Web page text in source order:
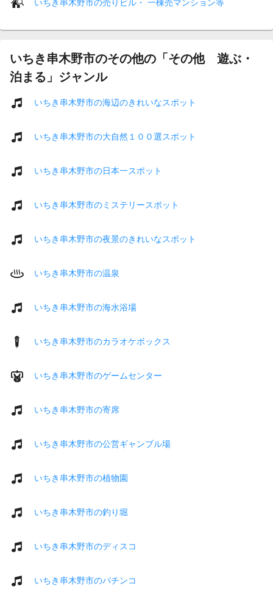
いちき串木野市の売りビル・ 一棟売マンション等
いちき串木野市のその他の「その他 遊ぶ・
泊まる」ジャンル
いちき串木野市の海辺のきれいなスポット
いちき串木野市の大自然１００選スポット
いちき串木野市の日本一スポット
いちき串木野市のミステリースポット
いちき串木野市の夜景のきれいなスポット
いちき串木野市の温泉
いちき串木野市の海水浴場
いちき串木野市のカラオケボックス
いちき串木野市のゲームセンター
いちき串木野市の寄席
いちき串木野市の公営ギャンブル場
いちき串木野市の植物園
いちき串木野市の釣り堀
いちき串木野市のディスコ
いちき串木野市のパチンコ